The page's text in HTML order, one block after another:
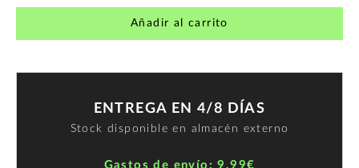
Añadir al carrito
ENTREGA EN 4/8 DÍAS
Stock disponible en almacén externo
Gastos de envío: 9,99€